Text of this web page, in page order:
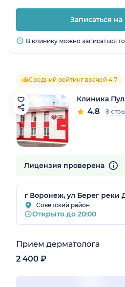
Записаться
В клинику можно записаться
Средний рейтинг врачей 4.7
Клиника
4.8 8
Лицензия проверена
г Воронеж, ул Берег реки
Советский район
Открыто до 20:00
Прием дерматолога
2 400 ₽